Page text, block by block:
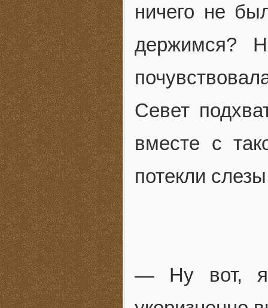
ничего не
держимся?
Севет
вместе с
потекли
— Ну вот, я